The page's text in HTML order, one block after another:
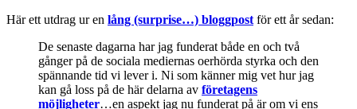
Här ett utdrag ur en lång (surprise…) bloggpost för ett år sedan:
De senaste dagarna har jag funderat både en och två
gånger på de sociala mediernas oerhörda styrka och den
spännande tid vi lever i. Ni som känner mig vet hur jag
kan gå loss på de här delarna av företagens
möjligheter…en aspekt jag nu funderat på är om vi ens